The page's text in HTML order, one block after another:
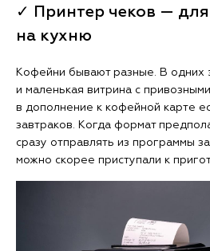
✓ Принтер чеков — для
на кухню
Кофейни бывают разные. В одних
и маленькая витрина с
в дополнение к кофейной карте
завтраков. Когда формат
сразу отправлять из программы
можно скорее приступали к